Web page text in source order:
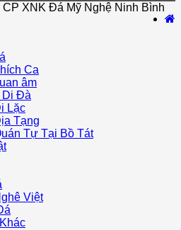
XNK Đá Mỹ Nghệ Ninh Bình
Ca
âm
Di Đà
Lặc
Tạng
Tự Tại Bồ Tát
Việt